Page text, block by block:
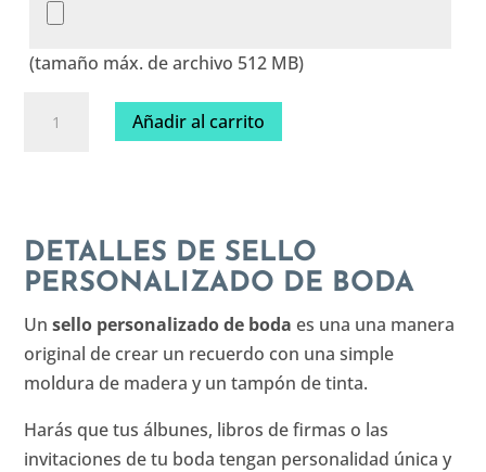
(tamaño máx. de archivo 512 MB)
personalizado
Añadir al carrito
DETALLES DE SELLO
PERSONALIZADO DE BODA
Unsello personalizado de boda es una una manera
original de crear un recuerdo con una simple
moldura de madera y un tampón de tinta.
Harás que tus álbunes, libros de firmas o las
invitaciones de tu boda tengan personalidad única y